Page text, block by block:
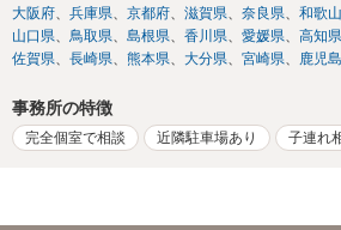
大阪府
兵庫県 京都府 滋賀県 奈良県 和歌
山口県
鳥取県 島根県 香川県 愛媛県 高知県
佐賀県
長崎県 熊本県 大分県 宮崎県 鹿児
事務所の特徴
完全個室で相談 近隣駐車場あり 子連れ